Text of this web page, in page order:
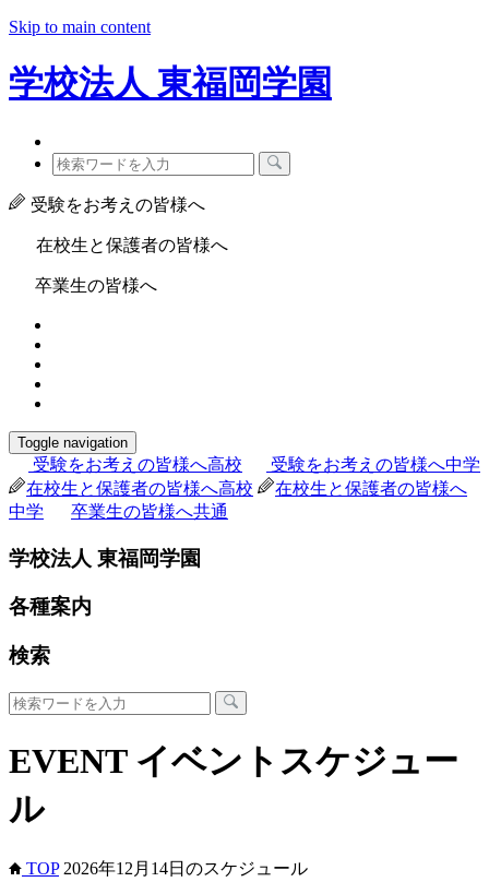
Skip to main content
学校法人 東福岡学園
受験をお考えの皆様へ
在校生と保護者の皆様へ
卒業生の皆様へ
Toggle navigation
受験をお考えの皆様へ高校 受験をお考えの皆様へ中学
在校生と保護者の皆様へ高校
在校生と保護者の皆様へ
中学
卒業生の皆様へ共通
学校法人 東福岡学園
各種案内
検索
EVENT イベントスケジュー
ル
TOP 2026年12月14日のスケジュール